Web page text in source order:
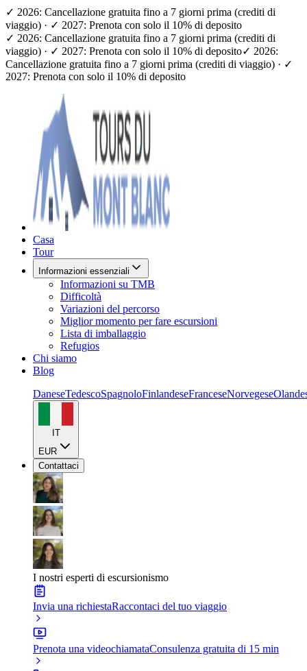
✓ 2026: Cancellazione gratuita fino a 7 giorni prima (crediti di
viaggio) · ✓ 2027: Prenota con solo il 10% di deposito
✓ 2026: Cancellazione gratuita fino a 7 giorni prima (crediti di
viaggio) · ✓ 2027: Prenota con solo il 10% di deposito✓ 2026:
Cancellazione gratuita fino a 7 giorni prima (crediti di viaggio) · ✓
2027: Prenota con solo il 10% di deposito
Casa
Tour
Informazioni essenziali
Informazioni su TMB
Difficoltà
Variazioni del percorso
Miglior momento per fare escursioni
Lista di imballaggio
Refugios
Chi siamo
Blog
DaneseTedescoSpagnoloFinlandeseFranceseNorvegese
IT
EUR
Contattaci
I nostri esperti di escursionismo
Invia una richiestaRaccontaci del tuo viaggio
Prenota una videochiamataConsulenza gratuita di 15 min